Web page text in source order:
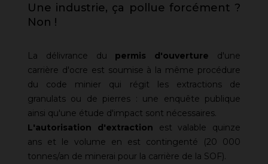
Une industrie, ça pollue forcément ?
Non !
La délivrance du permis d'ouverture d'une
carrière d'ocre est soumise à la même procédure
du code minier qui régit les extractions de
granulats ou de pierres : une enquête publique
ainsi qu'une étude d'impact sont nécessaires.
L'autorisation d'extraction est valable quinze
ans et le volume en est contingenté (20 000
tonnes/an de minerai pour la carrière de la SOF).